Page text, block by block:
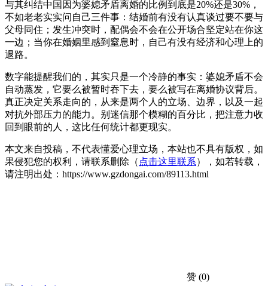
与其纠结中国因为婆媳矛盾离婚的比例到底是20%还是30%，
不如老老实实问自己三件事：结婚前有没有认真谈过要不要与
父母同住；发生冲突时，配偶会不会在公开场合坚定站在你这
一边；当你在婚姻里感到窒息时，自己有没有经济和心理上的
退路。
数字能提醒我们的，其实只是一个冷静的事实：婆媳矛盾不会
自动蒸发，它要么被暂时吞下去，要么被写在离婚协议背后。
真正决定关系走向的，从来是两个人的立场、边界，以及一起
对抗外部压力的能力。别迷信那个模糊的百分比，把注意力收
回到眼前的人，这比任何统计都更现实。
本文来自投稿，不代表懂爱心理立场，本站也不具有版权，如
果侵犯您的权利，请联系删除（ 点击这里联系），如若转载，
请注明出处：https://www.gzdongai.com/89113.html
赞 (0)